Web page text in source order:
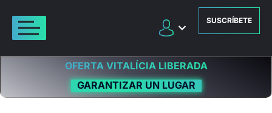
SUSCRÍBETE
OFERTA VITALÍCIA LIBERADA
GARANTIZAR UN LUGAR